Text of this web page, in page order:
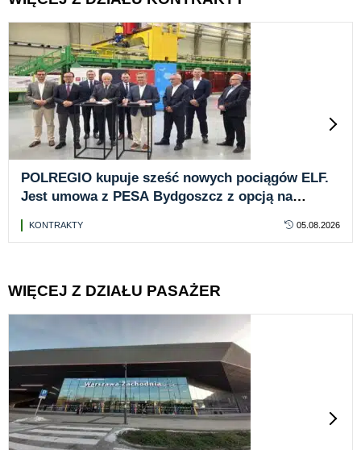
POLREGIO kupuje sześć nowych pociągów ELF.
Jest umowa z PESA Bydgoszcz z opcją na
KONTRAKTY 05.08.2026
WIĘCEJ Z DZIAŁU PASAŻER